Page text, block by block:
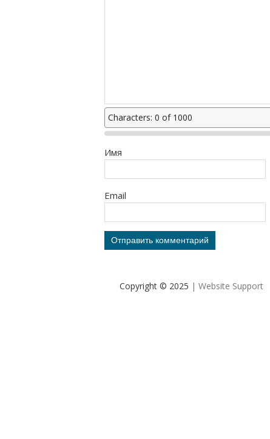
Characters: 0 of 1000
Имя
Email
Copyright © 2025 | Website Support